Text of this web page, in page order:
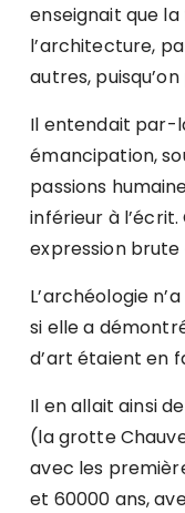
enseignait que
l’architecture,
autres,
Il entendait par-
émancipation,
passions
inférieur à
expression brute
L’archéologie
si elle a
d’art étaient en
Il en allait ainsi
(la grotte
avec les
et 60000 ans,